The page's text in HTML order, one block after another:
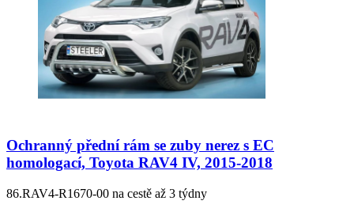
Ochranný přední rám se zuby nerez s EC
homologací, Toyota RAV4 IV, 2015-2018
86.RAV4-R1670-00 na cestě až 3 týdny